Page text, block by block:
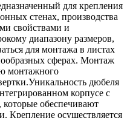
для крепления
стенах, производства
свойствами и
диапазону размеров,
для монтажа в листах
сферах. Монтаж
монтажного
дюбеля
корпусе с
обеспечивают
Крепление осуществляется